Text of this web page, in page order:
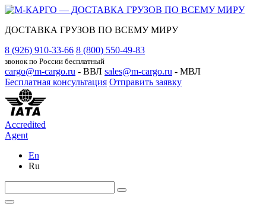
ДОСТАВКА ГРУЗОВ ПО ВСЕМУ МИРУ
8 (926) 910-33-66 8 (800) 550-49-83
звонок по России бесплатный
cargo@m-cargo.ru - ВВЛ sales@m-cargo.ru - МВЛ
Бесплатная консультация Отправить заявку
Accredited
Agent
En
Ru